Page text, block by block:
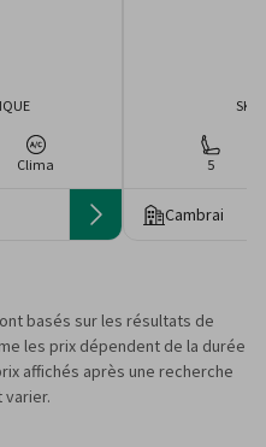
Clima 5
Cambrai
basés sur les résultats de
les prix dépendent de la durée
affichés après une recherche
varier.